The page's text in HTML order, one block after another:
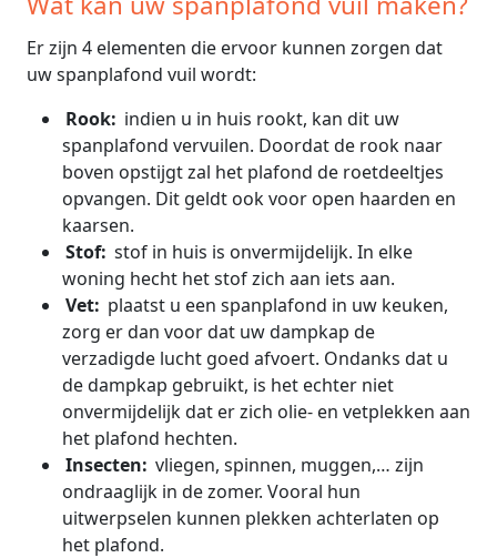
Er zijn 4 elementen die ervoor kunnen zorgen dat
uw spanplafond vuil wordt:
Rook: indien u in huis rookt, kan dit uw
spanplafond vervuilen. Doordat de rook naar
boven opstijgt zal het plafond de roetdeeltjes
opvangen. Dit geldt ook voor open haarden en
kaarsen.
Stof: stof in huis is onvermijdelijk. In elke
woning hecht het stof zich aan iets aan.
Vet: plaatst u een spanplafond in uw keuken,
zorg er dan voor dat uw dampkap de
verzadigde lucht goed afvoert. Ondanks dat u
de dampkap gebruikt, is het echter niet
onvermijdelijk dat er zich olie- en vetplekken aan
het plafond hechten.
Insecten: vliegen, spinnen, muggen,… zijn
ondraaglijk in de zomer. Vooral hun
uitwerpselen kunnen plekken achterlaten op
het plafond.